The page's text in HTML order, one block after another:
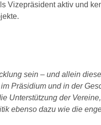
Vizepräsident aktiv und
sein – und allein
Präsidium und in der
Unterstützung der
ebenso dazu wie die